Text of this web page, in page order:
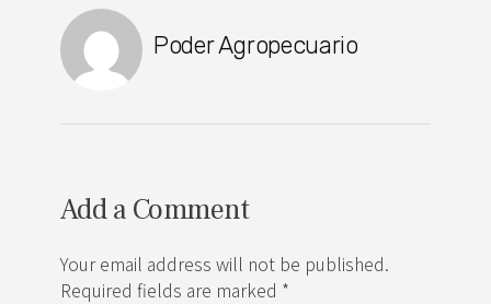
Poder Agropecuario
Add a Comment
Your email address will not be published.
Required fields are marked *